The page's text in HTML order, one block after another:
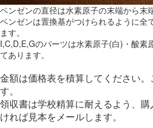
ベンゼンの直径は水素原子の末端から末
ベンゼンは置換基がつけられるように全
ます。
I,C,D,E,Gのパーツは水素原子(白)・酸素
てあります。
金額は価格表を積算してください
す。
領収書は学校精算に耐えるよう、
ければ見本をメールします。